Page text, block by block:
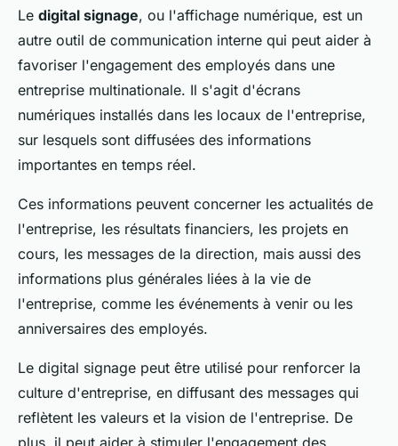
Le digital signage, ou l'affichage numérique, est un
autre outil de communication interne qui peut aider à
favoriser l'engagement des employés dans une
entreprise multinationale. Il s'agit d'écrans
numériques installés dans les locaux de l'entreprise,
sur lesquels sont diffusées des informations
importantes en temps réel.
Ces informations peuvent concerner les actualités de
l'entreprise, les résultats financiers, les projets en
cours, les messages de la direction, mais aussi des
informations plus générales liées à la vie de
l'entreprise, comme les événements à venir ou les
anniversaires des employés.
Le digital signage peut être utilisé pour renforcer la
culture d'entreprise, en diffusant des messages qui
reflètent les valeurs et la vision de l'entreprise. De